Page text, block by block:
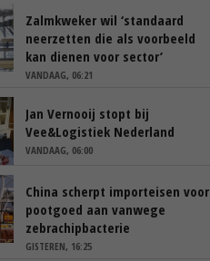
Zalmkweker wil ‘standaard
neerzetten die als voorbeeld
kan dienen voor sector’
VANDAAG, 06:21
Jan Vernooij stopt bij
Vee&Logistiek Nederland
VANDAAG, 06:00
China scherpt importeisen voor
pootgoed aan vanwege
zebrachipbacterie
GISTEREN, 16:25